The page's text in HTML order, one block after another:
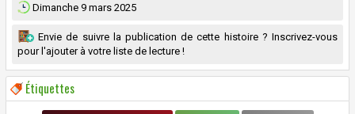
Dimanche 9 mars 2025
Envie de suivre la publication de cette histoire ? Inscrivez-vous
pour l'ajouter à votre liste de lecture !
Étiquettes